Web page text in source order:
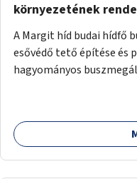
környezetének
A Margit híd budai hídfő
esővédő tető építése és
hagyományos